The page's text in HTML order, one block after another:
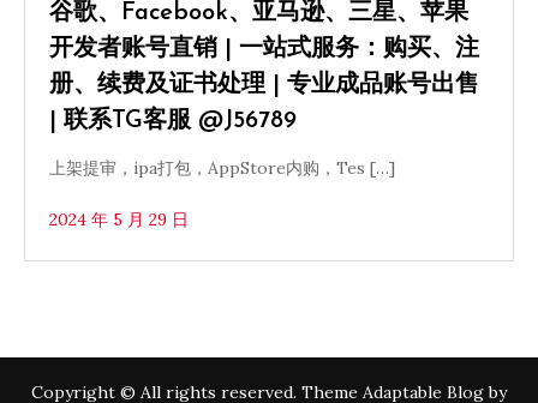
谷歌、Facebook、亚马逊、三星、苹果
开发者账号直销 | 一站式服务：购买、注
册、续费及证书处理 | 专业成品账号出售
| 联系TG客服 @J56789
上架提审，ipa打包，AppStore内购，Tes […]
2024 年 5 月 29 日
Copyright © All rights reserved. Theme Adaptable Blog by